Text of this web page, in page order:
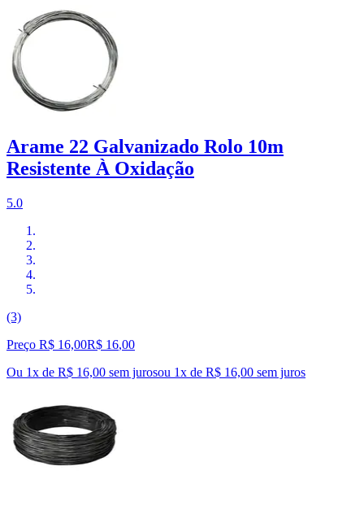
Arame 22 Galvanizado Rolo 10m
Resistente À Oxidação
5.0
(3)
Preço R$ 16,00R$ 16,00
Ou 1x de R$ 16,00 sem jurosou 1x de R$ 16,00 sem juros